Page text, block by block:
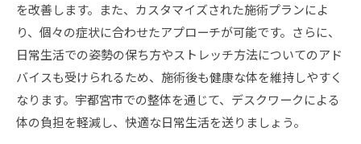
を改善します。また、カスタマイズされた施術プランによ
り、個々の症状に合わせたアプローチが可能です。さらに、
日常生活での姿勢の保ち方やストレッチ方法についてのアド
バイスも受けられるため、施術後も健康な体を維持しやすく
なります。宇都宮市での整体を通じて、デスクワークによる
体の負担を軽減し、快適な日常生活を送りましょう。